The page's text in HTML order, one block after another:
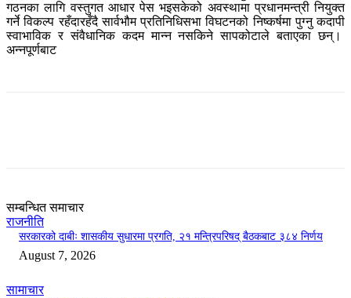
गठनका लागि वस्तुगत आधार पेस भइसकेको अवस्थामा प्रधानमन्त्री नियुक्त
गर्ने विकल्प रहँदारहँदै सार्वभौम प्रतिनिधिसभा विघटनको निष्कर्षमा पुग्नु कदापी
स्वाभाविक र संवैधानिक कदम मान्न नसकिने सापकोटाले बताएका छन्।
अन्नपूर्णबाट
सम्बन्धित समाचार
राजनीति
सरकारको दाबीः शासकीय सुधारमा प्रगति, २१ मन्त्रिपरिषद् बैठकबाट ३८४ निर्णय
August 7, 2026
सामाचार